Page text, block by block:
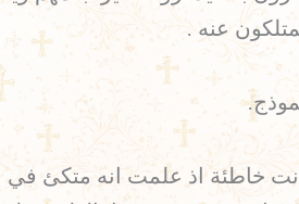
عنه .
خاطئة اذ علمت انه متكئ